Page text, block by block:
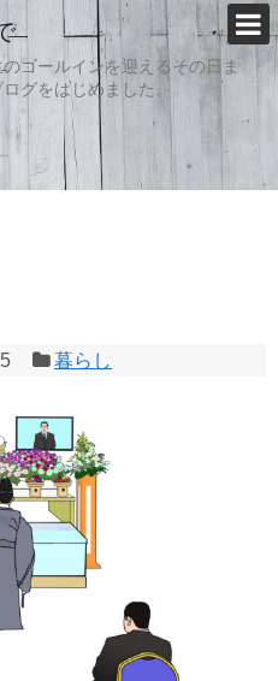
ゴールインを迎えるその日ま
グをはじめました。
暮らし